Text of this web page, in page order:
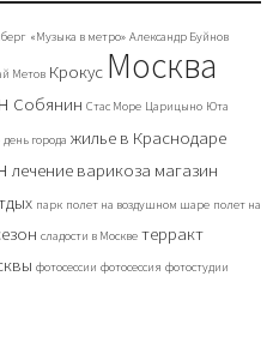
«Музыка в метро» Александр Буйнов
Метов Крокус Москва
Собянин Стас Море Царицыно Юта
день города жилье в Краснодаре
лечение варикоза магазин
парк полет на воздушном шаре полет на
сладости в Москве терракт
фотосессии фотосессия фотостудии